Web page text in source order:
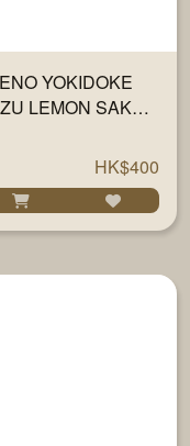
YOKIDOKE
LEMON SAKE
HK$400